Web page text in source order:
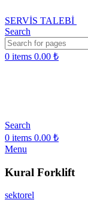
SERVİS TALEBİ
Search
0 items 0.00 ₺
Search
0 items 0.00 ₺
Menu
Kural Forklift
sektorel